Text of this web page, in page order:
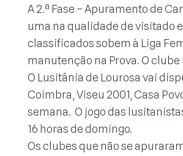
A 2.ª Fase – Apuramento de
uma na qualidade de visitado
classificados sobem à Liga
manutenção na Prova. O
O Lusitânia de Lourosa vai
Coimbra, Viseu 2001, Casa
semana. O jogo das
16 horas de domingo.
Os clubes que não se